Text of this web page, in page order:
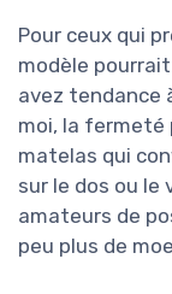
Pour ceux qui
modèle
avez tendance
moi, la
matelas qui
sur le dos ou
amateurs de
peu plus de